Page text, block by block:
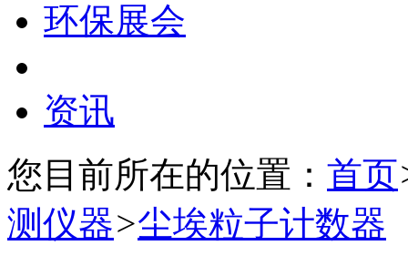
环保展会
资讯
您目前所在的位置： 首页
测仪器>尘埃粒子计数器